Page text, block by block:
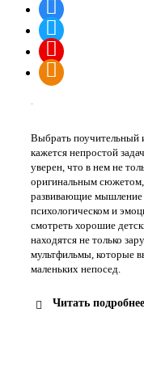
Выбрать поучительный
кажется непростой
уверен, что в нем не
оригинальным
развивающие мышление
психологическом и
смотреть хорошие
находятся не только
мультфильмы, которые
маленьких непосед.
Читать